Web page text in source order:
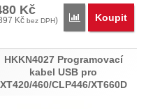
Kč
Kč bez DPH) Porovnat
Koupit
HKKN4027 Programovací
kabel USB pro
XT420/460/CLP446/XT660D